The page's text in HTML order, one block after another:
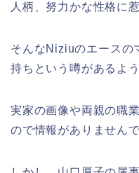
人柄、努力かな性格に
そんなNiziuのエースの
持ちという噂があるよう
実家の画像や両親の職
ので情報がありませんで